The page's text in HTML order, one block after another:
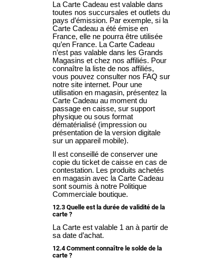
La Carte Cadeau est valable dans
toutes nos succursales et outlets du
pays d’émission. Par exemple, si la
Carte Cadeau a été émise en
France, elle ne pourra être utilisée
qu’en France. La Carte Cadeau
n’est pas valable dans les Grands
Magasins et chez nos affiliés. Pour
connaître la liste de nos affiliés,
vous pouvez consulter nos FAQ sur
notre site internet. Pour une
utilisation en magasin, présentez la
Carte Cadeau au moment du
passage en caisse, sur support
physique ou sous format
dématérialisé (impression ou
présentation de la version digitale
sur un appareil mobile)​.
Il est conseillé de conserver une
copie du ticket de caisse en cas de
contestation. Les produits achetés
en magasin avec la Carte Cadeau
sont soumis à notre Politique
Commerciale boutique.
12.3 Quelle est la durée de validité de la
carte ?
La Carte est valable 1 an à partir de
sa date d’achat.
12.4 Comment connaître le solde de la
carte ?